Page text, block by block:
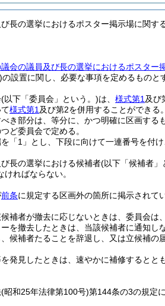
長の選挙におけるポスター掲示場に関す
会の議員及び長の選挙におけるポスター
の設置に関し、必要な事項を定めるものと
(以下「委員会」という。)は、 様式第1 及び
様式第1 及び第2を併用することができる。
き部分は、等分に、かつ明確に区画する
ど委員会で定める。
「1」とし、下段に向けて一連番号を付
長の選挙における候補者(以下「候補者」
ればならない。
前条に規定する区画外の箇所に掲示されて
補者が撤去に応じないときは、委員会は
を撤去したときは、当該候補者に通知し
候補者たることを辞退し、又は立候補
発見したときは、速やかに補修すると
(昭和25年法律第100号)第144条の3の規定